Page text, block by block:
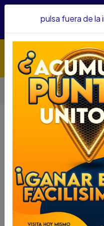
confianza&nbsp;Recibe
Herramientas
Sierra Copas
SIERRA
SIERRA COPA
BIMETALICA REF
SIERRA COPA BOSCH
SKU....72750706
DESCRIPCIÓN....
- Medida: 3/4
pulsa fuera de la